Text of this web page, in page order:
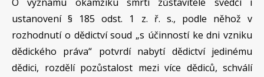
ustanovení § 185 odst. 1 z. ř. s., podle něhož v
rozhodnutí o dědictví soud „s účinností ke dni vzniku
dědického práva“ potvrdí nabytí dědictví jedinému
dědici, rozdělí pozůstalost mezi více dědiců, schválí